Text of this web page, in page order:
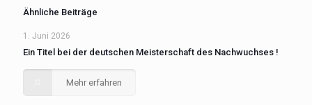
Ähnliche Beiträge
1. Juni 2026
Ein Titel bei der deutschen Meisterschaft des Nachwuchses !
Mehr erfahren